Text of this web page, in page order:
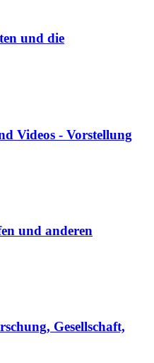
und die
Videos - Vorstellung
und anderen
Gesellschaft,